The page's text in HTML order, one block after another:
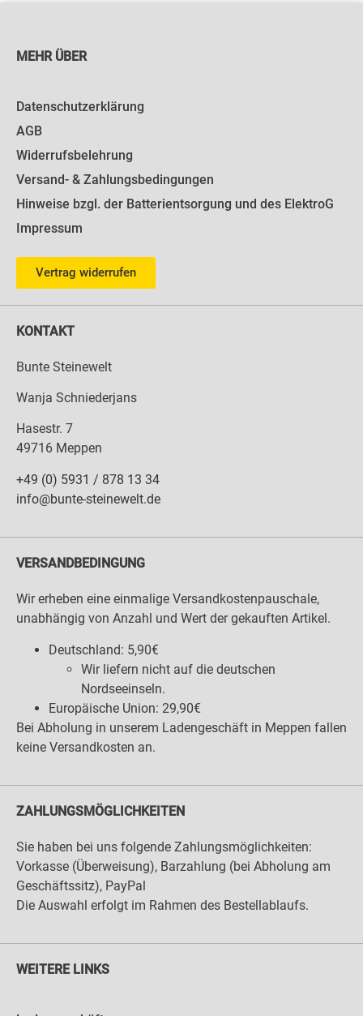
MEHR ÜBER
Datenschutzerklärung
AGB
Widerrufsbelehrung
Versand- & Zahlungsbedingungen
Hinweise bzgl. der Batterientsorgung und des ElektroG
Impressum
Vertrag widerrufen
KONTAKT
Bunte Steinewelt
Wanja Schniederjans
Hasestr. 7
49716 Meppen
+49 (0) 5931 / 878 13 34
info@bunte-steinewelt.de
VERSANDBEDINGUNG
Wir erheben eine einmalige Versandkostenpauschale,
unabhängig von Anzahl und Wert der gekauften Artikel.
Deutschland: 5,90€
Wir liefern nicht auf die deutschen
Nordseeinseln.
Europäische Union: 29,90€
Bei Abholung in unserem Ladengeschäft in Meppen fallen
keine Versandkosten an.
ZAHLUNGSMÖGLICHKEITEN
Sie haben bei uns folgende Zahlungsmöglichkeiten:
Vorkasse (Überweisung), Barzahlung (bei Abholung am
Geschäftssitz), PayPal
Die Auswahl erfolgt im Rahmen des Bestellablaufs.
WEITERE LINKS